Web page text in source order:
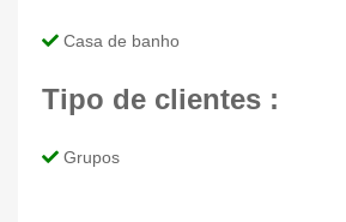
Casa de banho
Tipo de clientes :
Grupos